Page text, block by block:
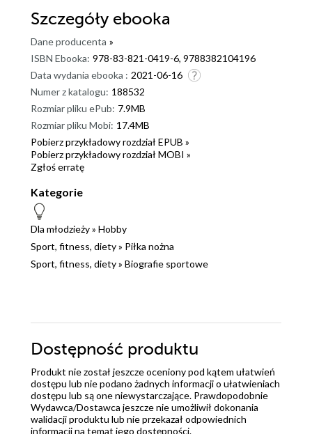
Szczegóły ebooka
Dane producenta »
ISBN Ebooka: 978-83-821-0419-6, 9788382104196
Data wydania ebooka : 2021-06-16
Numer z katalogu: 188532
Rozmiar pliku ePub: 7.9MB
Rozmiar pliku Mobi: 17.4MB
Pobierz przykładowy rozdział EPUB »
Pobierz przykładowy rozdział MOBI »
Zgłoś erratę
Kategorie
Dla młodzieży» Hobby
Sport, fitness, diety» Piłka nożna
Sport, fitness, diety» Biografie sportowe
Dostępność produktu
Produkt nie został jeszcze oceniony pod kątem ułatwień
dostępu lub nie podano żadnych informacji o ułatwieniach
dostępu lub są one niewystarczające. Prawdopodobnie
Wydawca/Dostawca jeszcze nie umożliwił dokonania
walidacji produktu lub nie przekazał odpowiednich
informacji na temat jego dostępności.